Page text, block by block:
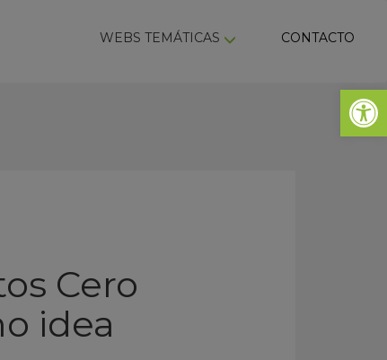
Abrir
WEBS TEMÁTICAS CONTACTO
Cero
idea